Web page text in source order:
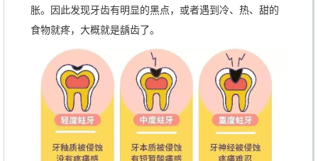
胀。因此发现牙齿有明显的黑点，或者遇到冷、热、甜的
食物就疼，大概就是龋齿了。